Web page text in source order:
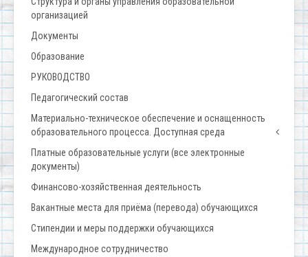
организацией
Документы
Образование
РУКОВОДСТВО
Педагогический состав
Материально-техническое обеспечение и оснащенность
образовательного процесса. Доступная среда
Платные образовательные услуги (все электронные
документы)
Финансово-хозяйственная деятельность
Вакантные места для приёма (перевода) обучающихся
Стипендии и меры поддержки обучающихся
Международное сотрудничество